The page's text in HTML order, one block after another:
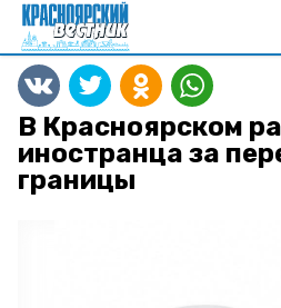
В Красноярском
иностранца за
границы